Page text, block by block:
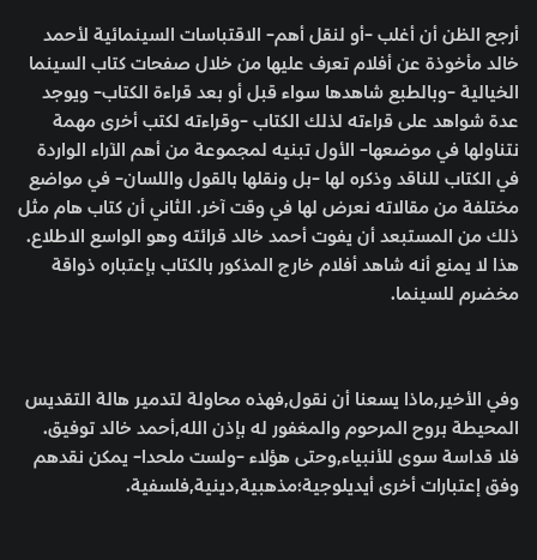
أرجح الظن أن أغلب -أو لنقل أهم- الاقتباسات السينمائية لأحمد
خالد مأخوذة عن أفلام تعرف عليها من خلال صفحات كتاب السينما
الخيالية -وبالطبع شاهدها سواء قبل أو بعد قراءة الكتاب- ويوجد
عدة شواهد على قراءته لذلك الكتاب -وقراءته لكتب أخرى مهمة
نتناولها في موضعها- الأول تبنيه لمجموعة من أهم الآراء الواردة
في الكتاب للناقد وذكره لها -بل ونقلها بالقول واللسان- في مواضع
مختلفة من مقالاته نعرض لها في وقت آخر. الثاني أن كتاب هام مثل
ذلك من المستبعد أن يفوت أحمد خالد قرائته وهو الواسع الاطلاع.
هذا لا يمنع أنه شاهد أفلام خارج المذكور بالكتاب بإعتباره ذواقة
مخضرم للسينما.
وفي الأخير,ماذا يسعنا أن نقول,فهذه محاولة لتدمير هالة التقديس
المحيطة بروح المرحوم والمغفور له بإذن الله,أحمد خالد توفيق.
فلا قداسة سوى للأنبياء,وحتى هؤلاء -ولست ملحدا- يمكن نقدهم
وفق إعتبارات أخرى أيديلوجية؛مذهبية,دينية,فلسفية.